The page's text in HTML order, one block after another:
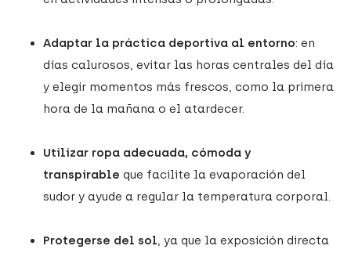
Adaptar la práctica deportiva al entorno: en
días calurosos, evitar las horas centrales del día
y elegir momentos más frescos, como la primera
hora de la mañana o el atardecer.
Utilizar ropa adecuada, cómoda y
transpirable que facilite la evaporación del
sudor y ayude a regular la temperatura corporal.
Protegerse del sol, ya que la exposición directa